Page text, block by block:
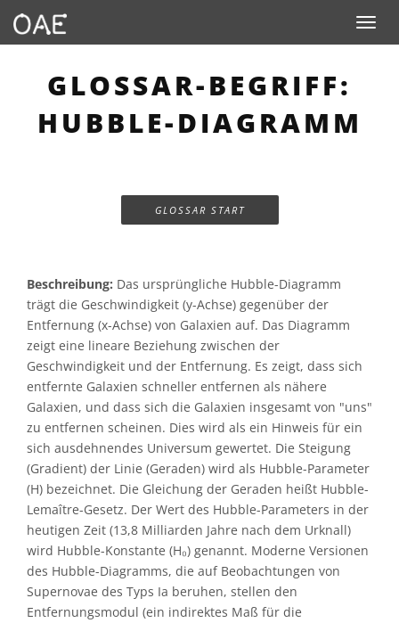
Toggle
GLOSSAR-BEGRIFF:
HUBBLE-DIAGRAMM
GLOSSAR START
Beschreibung: Das ursprüngliche Hubble-Diagramm
trägt die Geschwindigkeit (y-Achse) gegenüber der
Entfernung (x-Achse) von Galaxien auf. Das Diagramm
zeigt eine lineare Beziehung zwischen der
Geschwindigkeit und der Entfernung. Es zeigt, dass sich
entfernte Galaxien schneller entfernen als nähere
Galaxien, und dass sich die Galaxien insgesamt von "uns"
zu entfernen scheinen. Dies wird als ein Hinweis für ein
sich ausdehnendes Universum gewertet. Die Steigung
(Gradient) der Linie (Geraden) wird als Hubble-Parameter
(H) bezeichnet. Die Gleichung der Geraden heißt Hubble-
Lemaître-Gesetz. Der Wert des Hubble-Parameters in der
heutigen Zeit (13,8 Milliarden Jahre nach dem Urknall)
wird Hubble-Konstante (H₀) genannt. Moderne Versionen
des Hubble-Diagramms, die auf Beobachtungen von
Supernovae des Typs Ia beruhen, stellen den
Entfernungsmodul (ein indirektes Maß für die